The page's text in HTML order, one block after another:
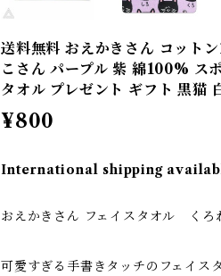
送料無料 おえかきさん コット
こさん パープル 紫 綿100% ス
タオル プレゼント ギフト 黒
¥800
International shipping
おえかきさん フェイスタオル く
可愛すぎる手書きタッチのフェイ